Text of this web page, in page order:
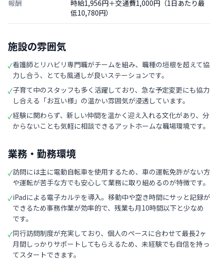
報酬
時給1,956円＋交通費1,000円（1日あたり最
低10,780円）
施設の雰囲気
✓看護師とリハビリ専門職がチームを組み、職種の垣根を超えて協
力し合う、とても風通しが良いステーションです。
✓子育て中のスタッフも多く活躍しており、急な予定変更にも協力
し合える「お互い様」の温かい雰囲気が浸透しています。
✓経験に関わらず、新しい仲間を温かく迎え入れる文化があり、分
からないことも気軽に相談できるアットホームな職場環境です。
業務・勤務環境
✓訪問には主に電動自転車を使用するため、車の運転免許がない方
や運転が苦手な方でも安心して業務に取り組めるのが特徴です。
✓iPadによる電子カルテを導入。移動中や空き時間にサッと記録が
できるため事務作業が効率的で、残業も月10時間以下と少なめ
です。
✓同行訪問制度が充実しており、個人のペースに合わせて最長2ヶ
月間しっかりサポートしてもらえるため、未経験でも自信を持っ
てスタートできます。